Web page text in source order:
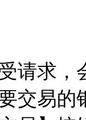
求，
交易